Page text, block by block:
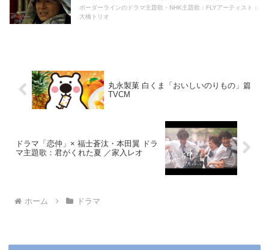
ボーダーラインのドラマ主題歌・NHK主題歌：FLYアーティスト：
大橋トリオ
丸永製菓 白くま「おいしいのりもの」篇
TVCM
ドラマ「恋仲」× 福士蒼汰・本田翼 ドラ
マ主題歌：君がくれた夏 ／家入レオ
ホーム ドラマ